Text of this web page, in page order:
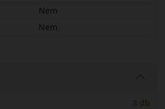
Nem
Nem
3 db